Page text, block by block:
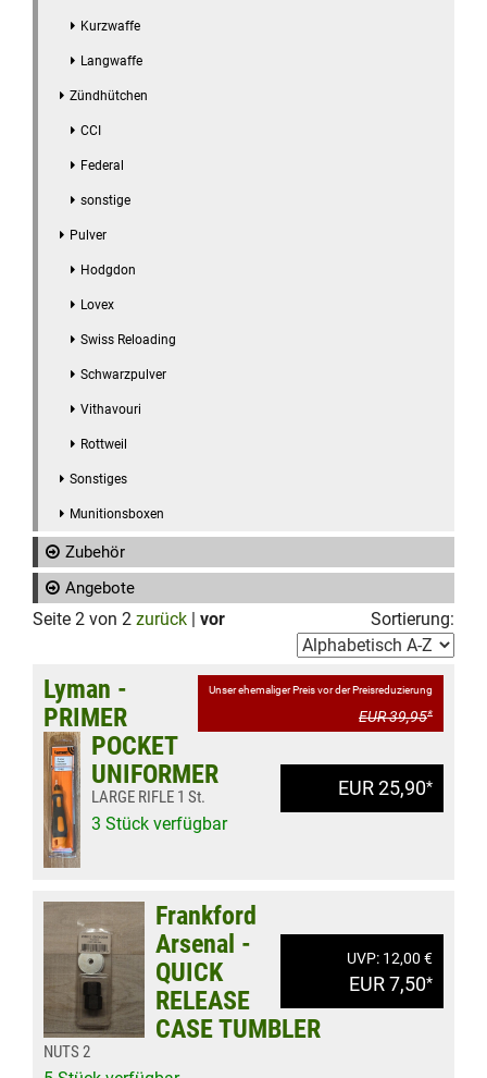
Kurzwaffe
Langwaffe
Zündhütchen
CCI
Federal
sonstige
Pulver
Hodgdon
Lovex
Swiss Reloading
Schwarzpulver
Vithavouri
Rottweil
Sonstiges
Munitionsboxen
Zubehör
Angebote
Seite 2 von 2 zurück | vor Sortierung:
Unser ehemaliger Preis vor der Preisreduzierung
EUR 39,95*
EUR 25,90*
Lyman -
PRIMER
POCKET
UNIFORMER
LARGE RIFLE 1 St.
3 Stück verfügbar
UVP: 12,00 €
EUR 7,50*
Frankford
Arsenal -
QUICK
RELEASE
CASE TUMBLER
NUTS 2